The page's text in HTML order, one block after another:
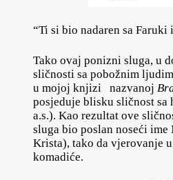
“Ti si bio nadaren sa Faruki
Tako ovaj ponizni sluga, u
sličnosti sa pobožnim
u mojoj knjizi nazvanoj
posjeduje blisku sličnost sa
a.s.). Kao rezultat ove
sluga bio poslan noseći ime
Krista), tako da vjerovanje
komadiće.